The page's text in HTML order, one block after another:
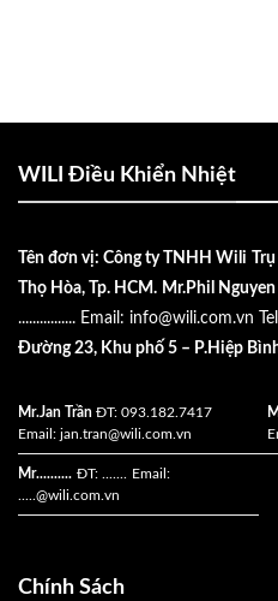
WILI Điều Khiển Nhiệt
Tên đơn vị: Công ty TNHH Wili
Thọ Hòa, Tp. HCM. Mr.Phil
................ Email: info@wili.com.vn
Đường 23, Khu phố 5 – P.Hiệp
Mr.Jan Trần ĐT: 093.182.7417
Email: jan.tran@wili.com.vn
Mr.......... ĐT: ....... Email:
.....@wili.com.vn
Chính Sách